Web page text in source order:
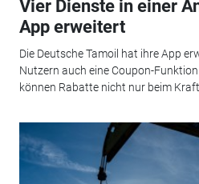
Vier Dienste in einer
App erweitert
Die Deutsche Tamoil hat ihre App
Nutzern auch eine Coupon-
können Rabatte nicht nur beim